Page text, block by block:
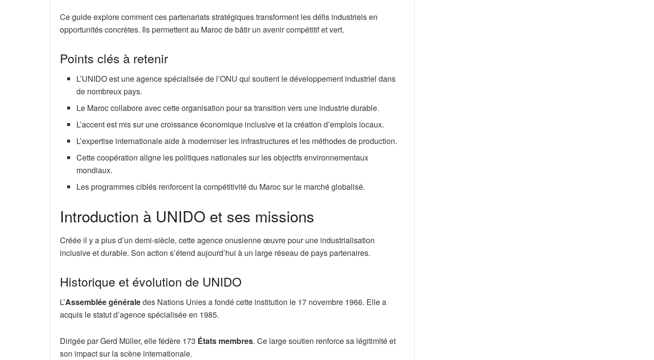
Ce guide explore comment ces partenariats stratégiques transforment les défis industriels en
opportunités concrètes. Ils permettent au Maroc de bâtir un avenir compétitif et vert.
Points clés à retenir
L’UNIDO est une agence spécialisée de l’ONU qui soutient le développement industriel dans
de nombreux pays.
Le Maroc collabore avec cette organisation pour sa transition vers une industrie durable.
L’accent est mis sur une croissance économique inclusive et la création d’emplois locaux.
L’expertise internationale aide à moderniser les infrastructures et les méthodes de production.
Cette coopération aligne les politiques nationales sur les objectifs environnementaux
mondiaux.
Les programmes ciblés renforcent la compétitivité du Maroc sur le marché globalisé.
Introduction à UNIDO et ses missions
Créée il y a plus d’un demi-siècle, cette agence onusienne œuvre pour une industrialisation
inclusive et durable. Son action s’étend aujourd’hui à un large réseau de pays partenaires.
Historique et évolution de UNIDO
L’Assemblée généraledes Nations Unies a fondé cette institution le 17 novembre 1966. Elle a
acquis le statut d’agence spécialisée en 1985.
Dirigée par Gerd Müller, elle fédère 173 États membres. Ce large soutien renforce sa légitimité et
son impact sur la scène internationale.